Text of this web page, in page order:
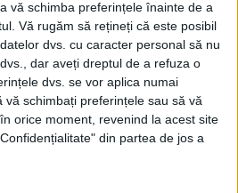
vă schimba preferințele înainte de a
Vă rugăm să rețineți că este posibil
dvs. cu caracter personal să nu
dar aveți dreptul de a refuza o
dvs. se vor aplica numai
vă schimbați preferințele sau să vă
orice moment, revenind la acest site
din partea de jos a